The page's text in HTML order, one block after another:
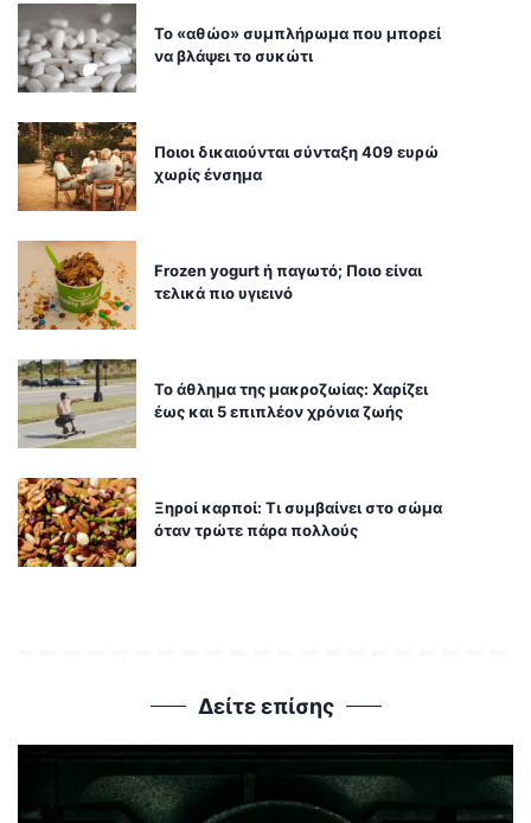
Το «αθώο» συμπλήρωμα που μπορεί
να βλάψει το συκώτι
Ποιοι δικαιούνται σύνταξη 409 ευρώ
χωρίς ένσημα
Frozen yogurt ή παγωτό; Ποιο είναι
τελικά πιο υγιεινό
Το άθλημα της μακροζωίας: Χαρίζει
έως και 5 επιπλέον χρόνια ζωής
Ξηροί καρποί: Τι συμβαίνει στο σώμα
όταν τρώτε πάρα πολλούς
Δείτε επίσης